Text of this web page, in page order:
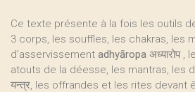
Ce texte présente à la fois les outils
3 corps, les souffles, les chakras, les
d’asservissement adhyāropa अध्यारोप
atouts de la déesse, les mantras, les
यन्त्र, les offrandes et les rites devant